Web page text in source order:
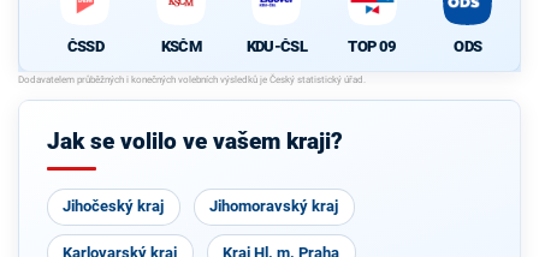
ČSSD KSČM KDU-ČSL TOP 09 ODS
Jak se volilo ve vašem kraji?
Jihočeský kraj Jihomoravský kraj
Karlovarský kraj Kraj Hl. m. Praha